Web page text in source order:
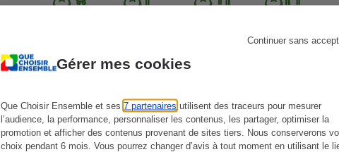
Gérer mes cookies
Que Choisir Ensemble et ses 7 partenaires utilisent des traceurs pour mesurer
l’audience, la performance, personnaliser les contenus, les partager, optimiser la
promotion et afficher des contenus provenant de sites tiers. Nous conserverons
choix pendant 6 mois. Vous pourrez changer d’avis à tout moment en utilisant le
Continuer sans